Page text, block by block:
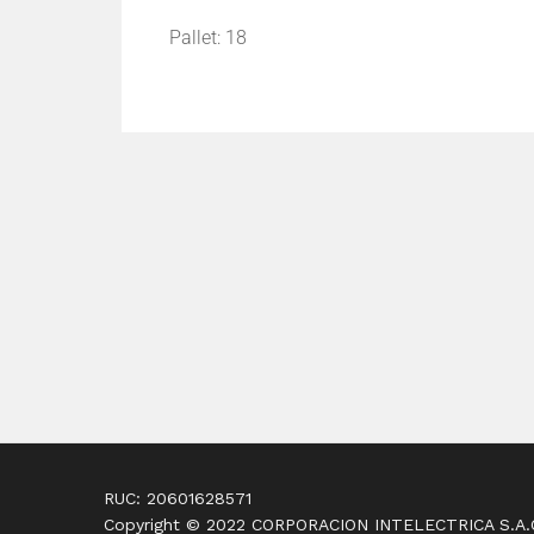
Pallet: 18
RUC: 20601628571
Copyright © 2022 CORPORACION INTELECTRICA